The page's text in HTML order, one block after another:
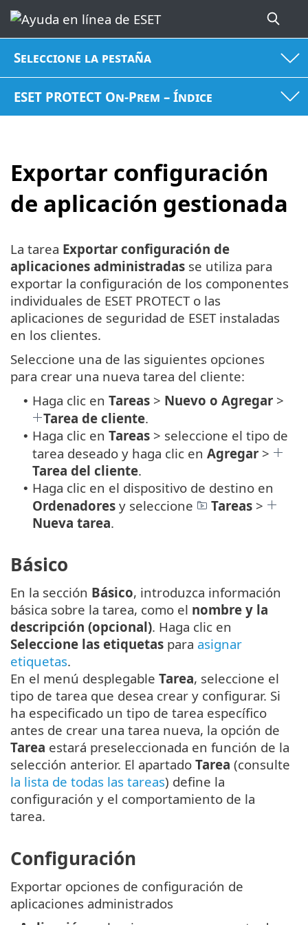
Seleccione la pestaña
ESET PROTECT On-Prem – Índice
Exportar configuración
de aplicación gestionada
La tarea Exportar configuración de
aplicaciones administradas se utiliza para
exportar la configuración de los componentes
individuales de ESET PROTECT o las
aplicaciones de seguridad de ESET instaladas
en los clientes.
Seleccione una de las siguientes opciones
para crear una nueva tarea del cliente:
• Haga clic en Tareas > Nuevo o Agregar >
Tarea de cliente.
• Haga clic en Tareas > seleccione el tipo de
tarea deseado y haga clic en Agregar >
Tarea del cliente.
• Haga clic en el dispositivo de destino en
Ordenadores y seleccione Tareas >
Nueva tarea.
Básico
En la sección Básico, introduzca información
básica sobre la tarea, como el nombre y la
descripción (opcional). Haga clic en
Seleccione las etiquetas para asignar
etiquetas.
En el menú desplegable Tarea, seleccione el
tipo de tarea que desea crear y configurar. Si
ha especificado un tipo de tarea específico
antes de crear una tarea nueva, la opción de
Tarea estará preseleccionada en función de la
selección anterior. El apartado Tarea (consulte
la lista de todas las tareas) define la
configuración y el comportamiento de la
tarea.
Configuración
Exportar opciones de configuración de
aplicaciones administrados